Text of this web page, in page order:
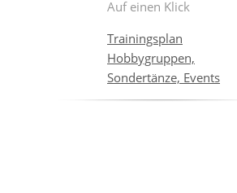
Auf einen Klick
Trainingsplan
Hobbygruppen,
Sondertänze, Events